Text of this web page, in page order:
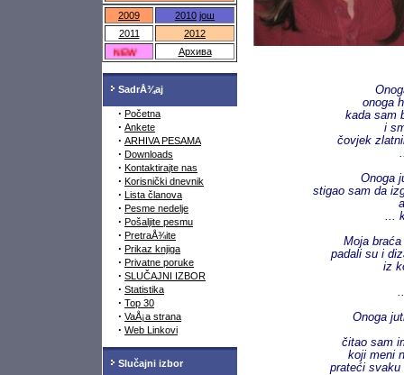
2009 2010 још
2011
2012
NEW
Архива
SadrÅ¾aj
· Početna
· Ankete
· ARHIVA PESAMA
· Downloads
· Kontaktirajte nas
· Korisnički dnevnik
· Lista članova
· Pesme nedelje
· Pošaljite pesmu
· PretraÅ¾ite
· Prikaz knjiga
· Privatne poruke
· SLUČAJNI IZBOR
· Statistika
· Top 30
· VaÅ¡a strana
· Web Linkovi
Slučajni izbor
onoga
kada sam
i
čovjek
Onoga
stigao sam da
...
Moja
padali su i
iz
Onoga
čitao sam
koji meni
prateći svaku